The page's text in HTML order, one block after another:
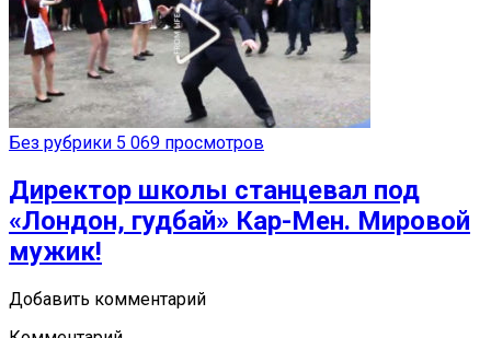
Без рубрики 5 069 просмотров
Директор школы станцевал под
«Лондон, гудбай» Кар-Мен. Мировой
мужик!
Добавить комментарий